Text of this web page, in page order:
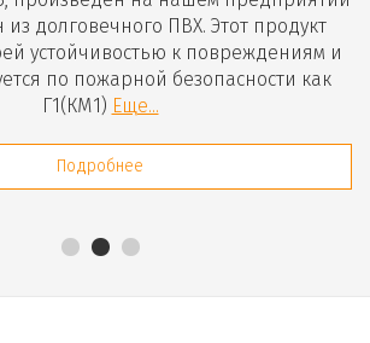
ПВХ, гарантирует долговечность,
веществам и моющим
экологическую безопасность,
и эстетическую привлекательность.
Подробнее
из долговечного ПВХ. Этот продукт
устойчивостью к повреждениям и
по пожарной безопасности как
Г1(КМ1) Еще...
Подробнее
поливинилхлорида, обеспечивая
и долговечность отделки. Легко
контактного клея на
поверхности.
Подробнее